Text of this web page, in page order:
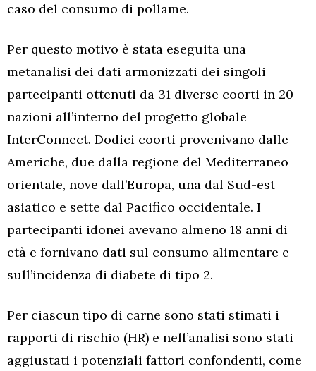
caso del consumo di pollame.
Per questo motivo è stata eseguita una
metanalisi dei dati armonizzati dei singoli
partecipanti ottenuti da 31 diverse coorti in 20
nazioni all’interno del progetto globale
InterConnect. Dodici coorti provenivano dalle
Americhe, due dalla regione del Mediterraneo
orientale, nove dall’Europa, una dal Sud-est
asiatico e sette dal Pacifico occidentale. I
partecipanti idonei avevano almeno 18 anni di
età e fornivano dati sul consumo alimentare e
sull’incidenza di diabete di tipo 2.
Per ciascun tipo di carne sono stati stimati i
rapporti di rischio (HR) e nell’analisi sono stati
aggiustati i potenziali fattori confondenti, come